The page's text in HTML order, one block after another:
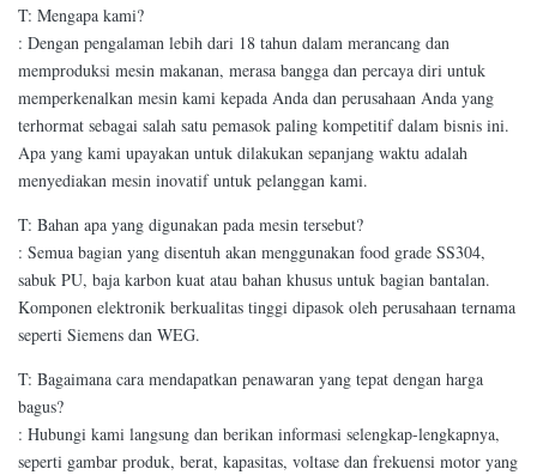
T: Mengapa kami?
: Dengan pengalaman lebih dari 18 tahun dalam merancang dan
memproduksi mesin makanan, merasa bangga dan percaya diri untuk
memperkenalkan mesin kami kepada Anda dan perusahaan Anda yang
terhormat sebagai salah satu pemasok paling kompetitif dalam bisnis ini.
Apa yang kami upayakan untuk dilakukan sepanjang waktu adalah
menyediakan mesin inovatif untuk pelanggan kami.
T: Bahan apa yang digunakan pada mesin tersebut?
: Semua bagian yang disentuh akan menggunakan food grade SS304,
sabuk PU, baja karbon kuat atau bahan khusus untuk bagian bantalan.
Komponen elektronik berkualitas tinggi dipasok oleh perusahaan ternama
seperti Siemens dan WEG.
T: Bagaimana cara mendapatkan penawaran yang tepat dengan harga
bagus?
: Hubungi kami langsung dan berikan informasi selengkap-lengkapnya,
seperti gambar produk, berat, kapasitas, voltase dan frekuensi motor yang